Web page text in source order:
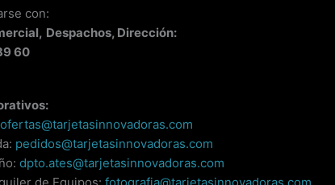
con:
Despachos, Dirección:
60
ofertas@tarjetasinnovadoras.com
pedidos@tarjetasinnovadoras.com
dpto.ates@tarjetasinnovadoras.com
de Equipos: fotografia@tarjetasinnovadoras.com